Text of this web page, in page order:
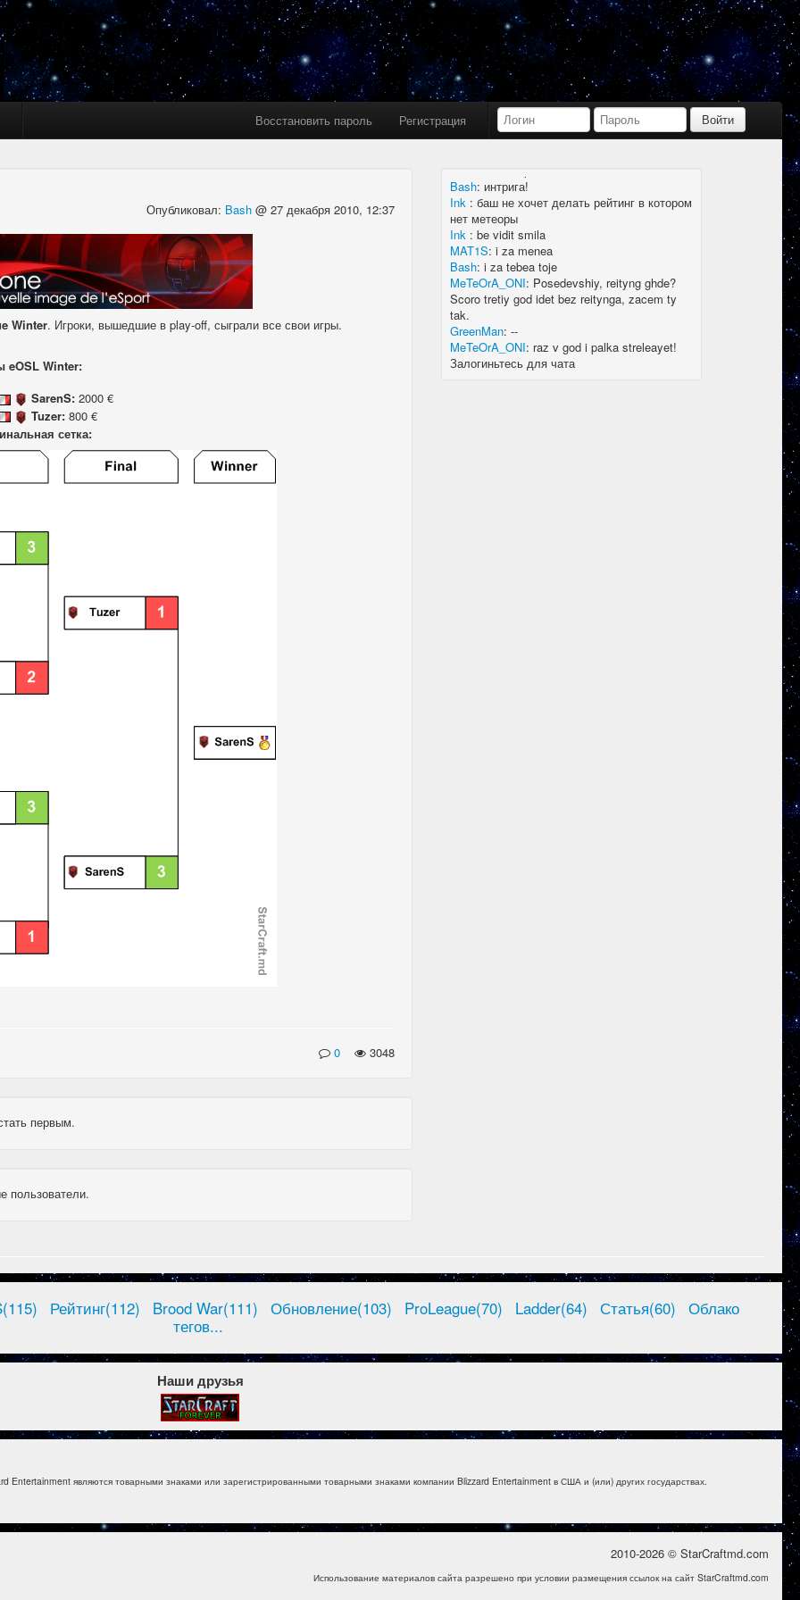
Восстановить пароль Регистрация
Опубликовал: Bash @ 27 декабря 2010, 12:37
Winter. Игроки, вышедшие в play-off, сыграли все свои игры.
eOSL Winter:
SarenS:2000 €
Tuzer: 800 €
сетка:
0 3048
первым.
пользователи.
Bash : limboid, заходил бы в Дискорд не
пропустил бы.
Ink
limboid, сейчас как бы всё сообщество
в дискорде, там всегда инфа самая
актуальная
k7.Gladiator : yoyo
Ink:yoyo
MAT1S
гладиатор = бв нагибатор?
Ink:на 20 лей игратор
Bash: интрига!
Ink :баш не хочет делать рейтинг в котором
нет метеоры
Ink :be vidit smila
MAT1S:i za menea
Bash:i za tebea toje
MeTeOrA_ONI: Posedevshiy, reityng ghde?
Scoro tretiy god idet bez reitynga, zacem ty
tak.
GreenMan:--
MeTeOrA_ONI: raz v god i palka streleayet!
Залогиньтесь для чата
Рейтинг(112) Brood War(111) Обновление(103) ProLeague(70) Ladder(64) Статья(60)
Облако
тегов...
Наши друзья
являются товарными знаками или зарегистрированными товарными знаками компании Blizzard Entertainment в США и (или) других государствах.
2010-2026 © StarCraftmd.com
Использование материалов сайта разрешено при условии размещения ссылок на сайт StarCraftmd.com